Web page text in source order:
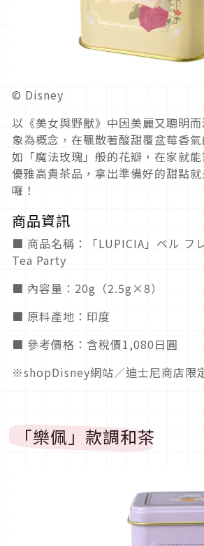
© Disney
以《美女與野獸》中因美麗又聰明
象為概念，在飄散著酸甜覆盆莓香
如「魔法玫瑰」般的花瓣，在家就
優雅高貴茶品，拿出準備好的甜點
囉！
商品資訊
■ 商品名稱：「LUPICIA」ベル フ
Tea Party
■ 內容量：20g（2.5g×8）
■ 原料產地：印度
■ 參考價格：含稅價1,080日圓
※shopDisney網站／迪士尼商店限
「樂佩」款調和茶